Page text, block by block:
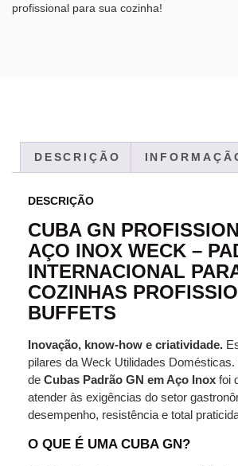
profissional para sua cozinha!
DESCRIÇÃO
DESCRIÇÃO
CUBA GN
AÇO INOX WECK –
INTERNACIONAL
COZINHAS
BUFFETS
Inovação, know‑how e criatividade.
pilares da Weck Utilidades
de Cubas Padrão GN em Aço Inox foi
atender às exigências do setor
desempenho, resistência e total
O QUE É UMA CUBA GN?